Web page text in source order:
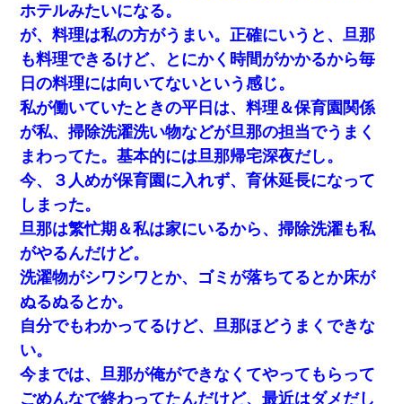
ホテルみたいになる。
が、料理は私の方がうまい。正確にいうと、旦那
も料理できるけど、とにかく時間がかかるから毎
日の料理には向いてないという感じ。
私が働いていたときの平日は、料理＆保育園関係
が私、掃除洗濯洗い物などが旦那の担当でうまく
まわってた。基本的には旦那帰宅深夜だし。
今、３人めが保育園に入れず、育休延長になって
しまった。
旦那は繁忙期＆私は家にいるから、掃除洗濯も私
がやるんだけど。
洗濯物がシワシワとか、ゴミが落ちてるとか床が
ぬるぬるとか。
自分でもわかってるけど、旦那ほどうまくできな
い。
今までは、旦那が俺ができなくてやってもらって
ごめんなで終わってたんだけど、最近はダメだし